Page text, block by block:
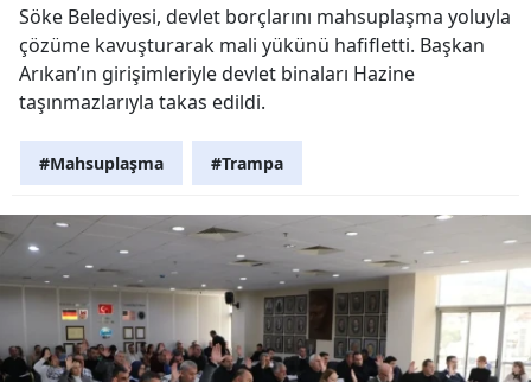
Söke Belediyesi, devlet borçlarını mahsuplaşma yoluyla
çözüme kavuşturarak mali yükünü hafifletti. Başkan
Arıkan’ın girişimleriyle devlet binaları Hazine
taşınmazlarıyla takas edildi.
#Mahsuplaşma #Trampa